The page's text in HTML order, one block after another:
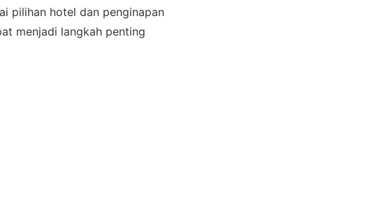
pilihan hotel dan penginapan
menjadi langkah penting